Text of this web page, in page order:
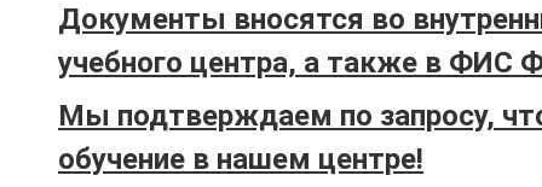
Документы вносятся во
учебного центра, а также в ФИС
Мы подтверждаем по запросу,
обучение в нашем центре!